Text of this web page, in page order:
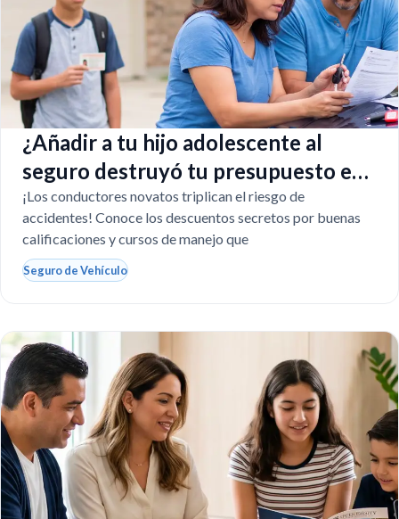
¿Añadir a tu hijo adolescente al
seguro destruyó tu presupuesto en
Texas?
¡Los conductores novatos triplican el riesgo de
accidentes! Conoce los descuentos secretos por buenas
calificaciones y cursos de manejo que
Seguro de Vehículo